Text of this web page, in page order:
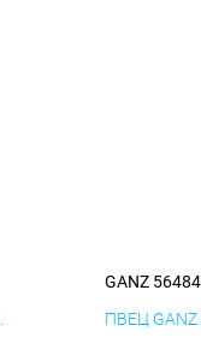
GANZ
ПВЕЦ